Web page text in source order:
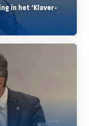
in het 'Klaver-